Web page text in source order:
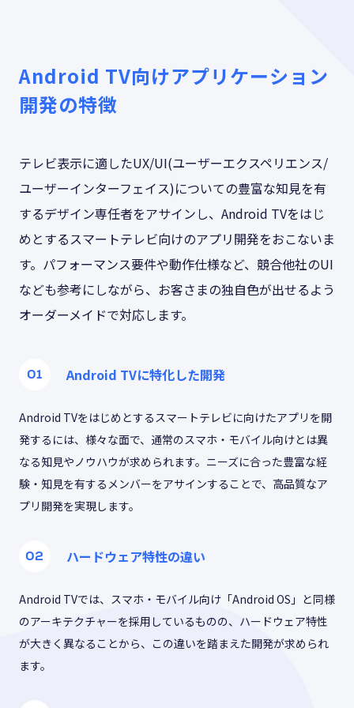
Android TV向けアプリケーション
開発の特徴
テレビ表示に適したUX/UI(ユーザーエクスペリエンス/
ユーザーインターフェイス)についての豊富な知見を有
するデザイン専任者をアサインし、Android TVをはじ
めとするスマートテレビ向けのアプリ開発をおこないま
す。パフォーマンス要件や動作仕様など、競合他社のUI
なども参考にしながら、お客さまの独自色が出せるよう
オーダーメイドで対応します。
Android TVに特化した開発
Android TVをはじめとするスマートテレビに向けたアプリを開
発するには、様々な面で、通常のスマホ・モバイル向けとは異
なる知見やノウハウが求められます。ニーズに合った豊富な経
験・知見を有するメンバーをアサインすることで、高品質なア
プリ開発を実現します。
ハードウェア特性の違い
Android TVでは、スマホ・モバイル向け「Android OS」と同様
のアーキテクチャーを採用しているものの、ハードウェア特性
が大きく異なることから、この違いを踏まえた開発が求められ
ます。